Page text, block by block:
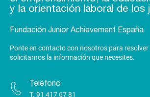
y la orientación laboral de los
Fundación Junior Achievement España
Ponte en contacto con nosotros para
solicitarnos la información que necesites.
Teléfono
T. 91 417 67 81